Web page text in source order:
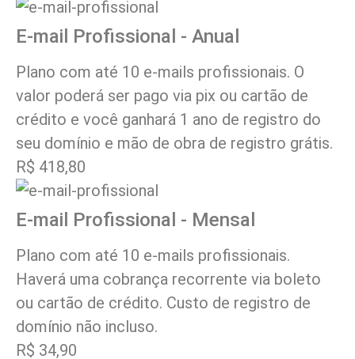
E-mail Profissional - Anual
Plano com até 10 e-mails profissionais. O
valor poderá ser pago via pix ou cartão de
crédito e você ganhará 1 ano de registro do
seu domínio e mão de obra de registro grátis.
R$ 418,80
E-mail Profissional - Mensal
Plano com até 10 e-mails profissionais.
Haverá uma cobrança recorrente via boleto
ou cartão de crédito. Custo de registro de
domínio não incluso.
R$ 34,90